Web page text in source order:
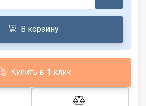
В корзину
Купить в 1 клик